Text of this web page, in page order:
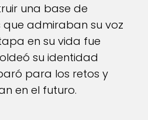
una base de
que admiraban su voz
en su vida fue
su identidad
para los retos y
en el futuro.